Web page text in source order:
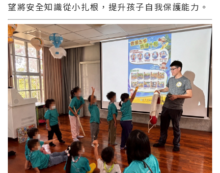
望將安全知識從小扎根，提升孩子自我保護能力。